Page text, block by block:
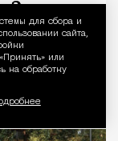
для сбора и
сайта,
или
на обработку